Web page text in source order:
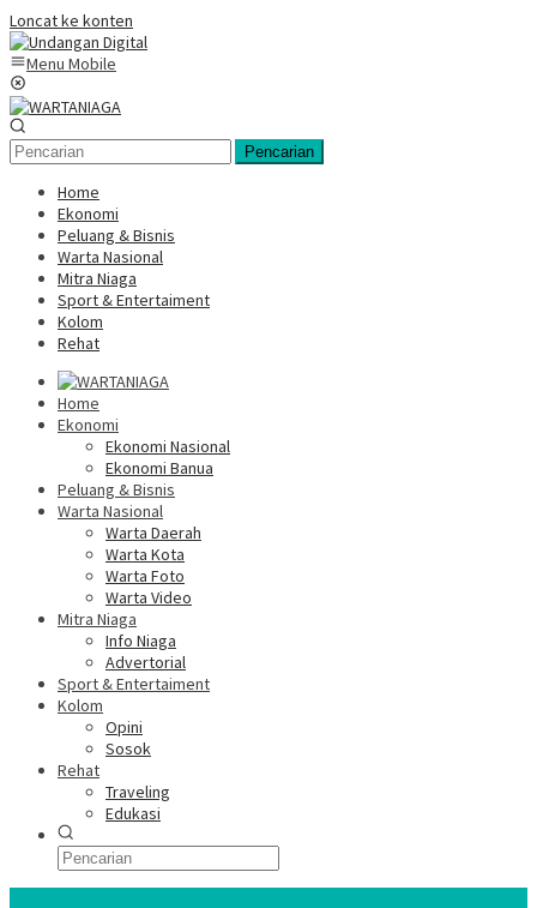
Loncat ke konten
Menu Mobile
Pencarian
Home
Ekonomi
Peluang & Bisnis
Warta Nasional
Mitra Niaga
Sport & Entertaiment
Kolom
Rehat
Home
Ekonomi
Ekonomi Nasional
Ekonomi Banua
Peluang & Bisnis
Warta Nasional
Warta Daerah
Warta Kota
Warta Foto
Warta Video
Mitra Niaga
Info Niaga
Advertorial
Sport & Entertaiment
Kolom
Opini
Sosok
Rehat
Traveling
Edukasi